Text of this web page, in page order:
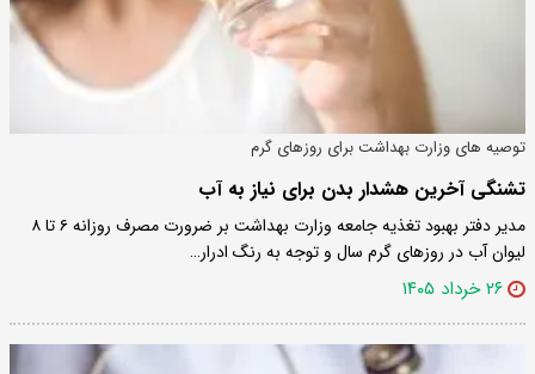
توصیه های وزارت بهداشت برای روزهای گرم
تشنگی آخرین هشدار بدن برای نیاز به آب
مدیر دفتر بهبود تغذیه جامعه وزارت بهداشت بر ضرورت مصرف روزانه ۶ تا ۸
لیوان آب در روزهای گرم سال و توجه به رنگ ادرار…
۲۶ خرداد ۱۴۰۵